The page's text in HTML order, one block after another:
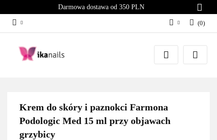
Darmowa dostawa od 350 PLN
Zaloguj się
Załóż konto
(0)
Krem do skóry i paznokci Farmona
Podologic Med 15 ml przy objawach
grzybicy